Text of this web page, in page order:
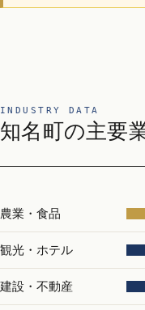
INDUSTRY DATA
知名町の主要
農業・食品
観光・ホテル
建設・不動産